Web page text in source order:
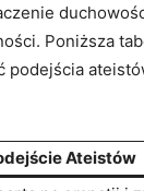
Poniższa
podejścia
Ateistów